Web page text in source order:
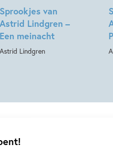
Sprookjes van
Astrid Lindgren –
Een meinacht
Astrid Lindgren